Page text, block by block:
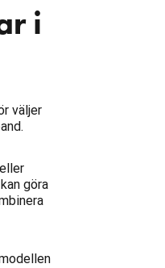
i
väljer
göra